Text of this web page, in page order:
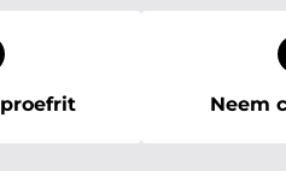
Neem